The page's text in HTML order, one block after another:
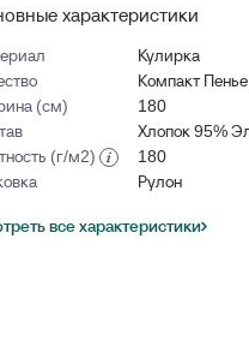
характеристики
Кулирка
Компакт Пенье
(см)
180
Хлопок 95%
(г/м2)
180
Рулон
все характеристики